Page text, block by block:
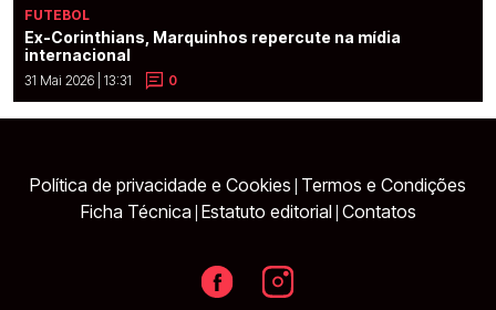
FUTEBOL
Ex-Corinthians, Marquinhos repercute na mídia
internacional
31 Mai 2026 | 13:31 0
Política de privacidade e Cookies Termos e Condições
Ficha Técnica Estatuto editorial Contatos